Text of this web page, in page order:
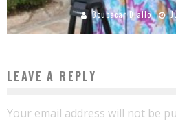
Boubacar Diallo
LEAVE A REPLY
Your email address will not be